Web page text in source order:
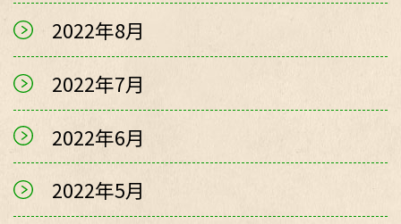
2022年8月
2022年7月
2022年6月
2022年5月